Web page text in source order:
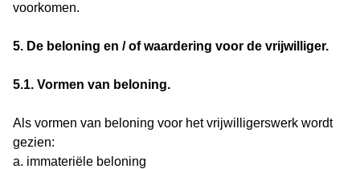
voorkomen.
5. De beloning en / of waardering voor de vrijwilliger.
5.1. Vormen van beloning.
Als vormen van beloning voor het vrijwilligerswerk wordt
gezien:
a. immateriële beloning